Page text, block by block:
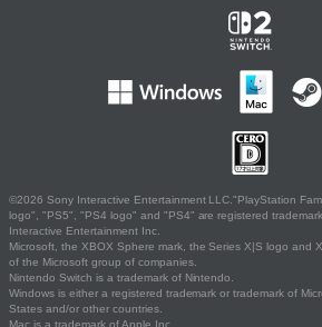
©2026 Sony Interactive Entertainment LLC."PlayStation
logo", "PS5", "PS4 logo" and "PS4" are registered
Interactive Entertainment Inc.
Microsoft, the XBOX Sphere mark, the Series X|S logo and
of the Microsoft group of companies.
Nintendo Switch is a trademark of Nintendo.
Windows is either a registered trademark or trademark of
States and/or other countries.
Mac is a trademark of Apple Inc.